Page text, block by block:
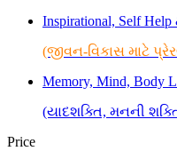
Inspirational, Self Help
(જીવન-વિકાસ માટે
Memory, Mind, Body
(યાદશક્તિ, મનની
Price